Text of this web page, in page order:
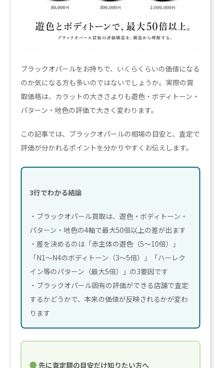
ブラックオパールをお持ちで、いくらくらいの価値になる
のか気になる方も多いのではないでしょうか。実際の買
取価格は、カラットの大きさよりも遊色・ボディトーン・
パターン・地色の評価で大きく変わります。
この記事では、ブラックオパールの相場の目安と、査定で
評価が分かれるポイントを分かりやすくお伝えします。
3行でわかる結論
・ブラックオパール買取は、遊色・ボディトーン・
パターン・地色の4軸で最大50倍以上の差が出ます
・差を決めるのは「赤主体の遊色（5〜10倍）」
「N1〜N4のボディトーン（3〜5倍）」「ハーレク
イン等のパターン（最大5倍）」の3要因です
・ブラックオパール固有の評価ができる店舗で査定
するかどうかで、本来の価値が反映されるかが変わ
ります
先に査定額の目安だけ知りたい方へ